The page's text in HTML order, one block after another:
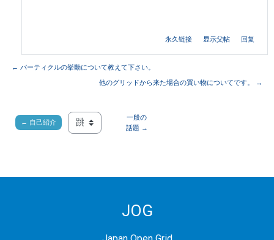
永久链接 显示父帖 回复
← パーティクルの挙動について教えて下さい。
他のグリッドから来た場合の買い物についてです。 →
← 自己紹介
跳至...
一般の
話題 →
JOG